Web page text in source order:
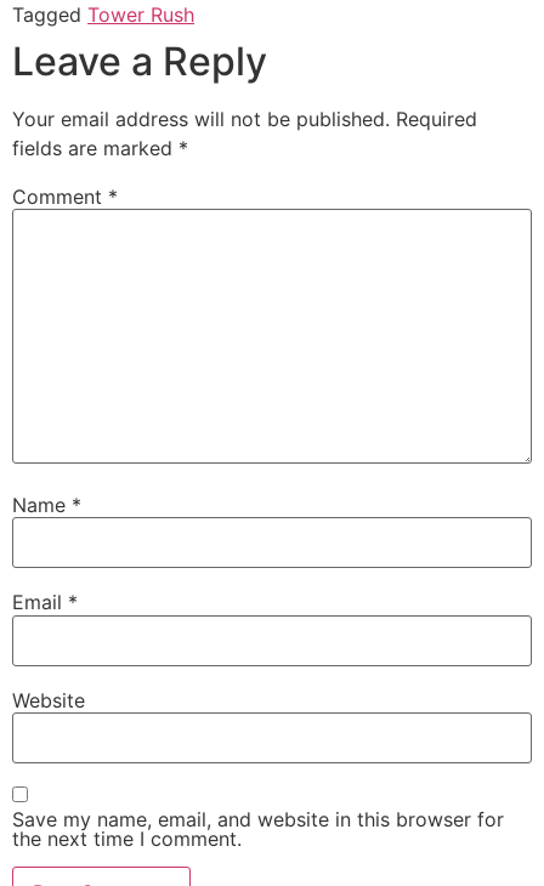
Tagged Tower Rush
Leave a Reply
Your email address will not be published. Required
fields are marked *
Comment *
Name *
Email *
Website
Save my name, email, and website in this browser for
the next time I comment.